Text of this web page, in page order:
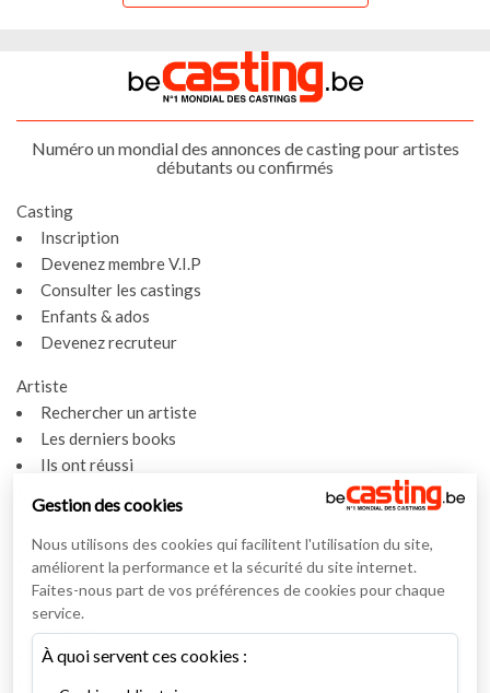
Numéro un mondial des annonces de casting pour artistes
débutants ou confirmés
Casting
Inscription
Devenez membre V.I.P
Consulter les castings
Enfants & ados
Devenez recruteur
Artiste
Rechercher un artiste
Les derniers books
Ils ont réussi
Actualités
Actualités
Vidéos
Interviews
Nos interviews
Gestion des cookies
Nous utilisons des cookies qui facilitent l'utilisation du site,
améliorent la performance et la sécurité du site internet.
Faites-nous part de vos préférences de cookies pour chaque
service.
À quoi servent ces cookies :